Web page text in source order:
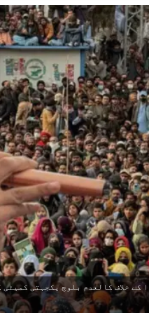
کے خلاف کالعدم بلوچ یکجہتی